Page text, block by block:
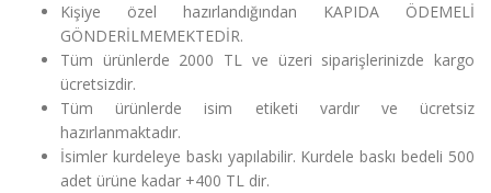
Kişiye özel hazırlandığından KAPIDA ÖDEMELİ
GÖNDERİLMEMEKTEDİR.
Tüm ürünlerde 2000 TL ve üzeri siparişlerinizde kargo
ücretsizdir.
Tüm ürünlerde isim etiketi vardır ve ücretsiz
hazırlanmaktadır.
İsimler kurdeleye baskı yapılabilir. Kurdele baskı bedeli 500
adet ürüne kadar +400 TL dir.